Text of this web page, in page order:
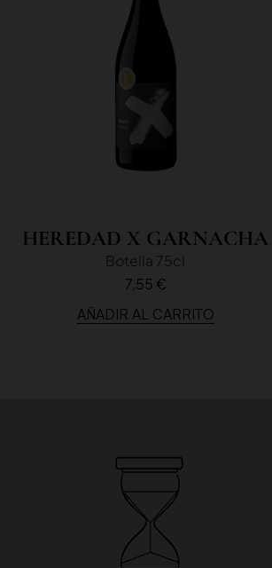
HEREDAD X GARNACHA
Botella 75cl
7,55 €
AÑADIR AL CARRITO